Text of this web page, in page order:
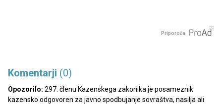
Priporoča
Komentarji (0)
Opozorilo: 297. členu Kazenskega zakonika je posameznik
kazensko odgovoren za javno spodbujanje sovraštva, nasilja ali